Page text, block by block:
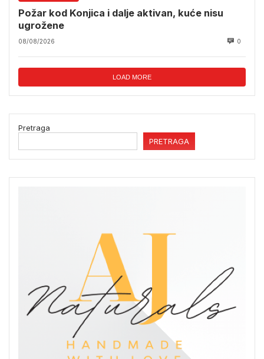
Požar kod Konjica i dalje aktivan, kuće nisu
ugrožene
08/08/2026 0
LOAD MORE
Pretraga
PRETRAGA